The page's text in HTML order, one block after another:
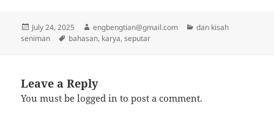
Posted
on
July 24, 2025 Author
engbengtian@gmail.com Categories
dan kisah
seniman
Tags
bahasan, karya,seputar
Leave a Reply
You must belogged in to post a comment.